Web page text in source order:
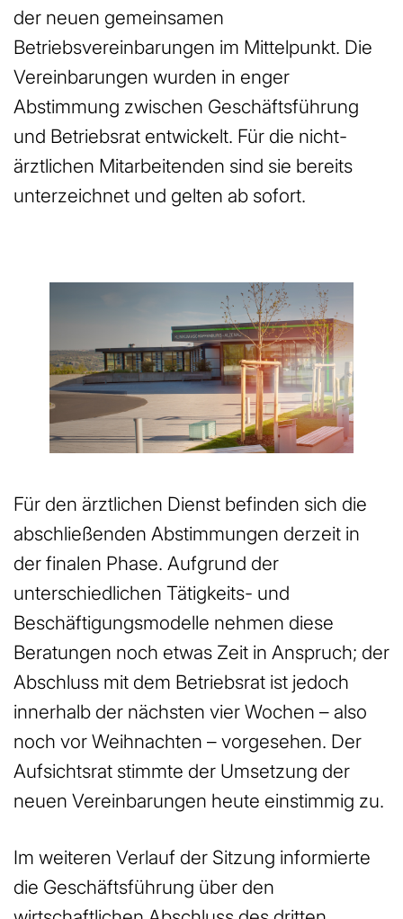
der neuen gemeinsamen
Betriebsvereinbarungen im Mittelpunkt. Die
Vereinbarungen wurden in enger
Abstimmung zwischen Geschäftsführung
und Betriebsrat entwickelt. Für die nicht-
ärztlichen Mitarbeitenden sind sie bereits
unterzeichnet und gelten ab sofort.
Für den ärztlichen Dienst befinden sich die
abschließenden Abstimmungen derzeit in
der finalen Phase. Aufgrund der
unterschiedlichen Tätigkeits- und
Beschäftigungsmodelle nehmen diese
Beratungen noch etwas Zeit in Anspruch; der
Abschluss mit dem Betriebsrat ist jedoch
innerhalb der nächsten vier Wochen – also
noch vor Weihnachten – vorgesehen. Der
Aufsichtsrat stimmte der Umsetzung der
neuen Vereinbarungen heute einstimmig zu.
Im weiteren Verlauf der Sitzung informierte
die Geschäftsführung über den